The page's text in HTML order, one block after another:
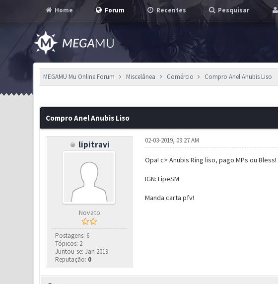
Home Forum Recentes Pesquisar
MEGAMU Mu Online Forum Miscelânea Comércio Compro Anel Anubis Liso
Compro Anel Anubis Liso
lipitravi
Novato
Postagens: 6
Tópicos: 2
Juntou-se: Jan 2019
Reputação: 0
02-03-2019, 09:27 AM
Opa! c> Anubis Ring liso, pago MPs ou Bless!
IGN: LipeSM
Manda carta pfv!